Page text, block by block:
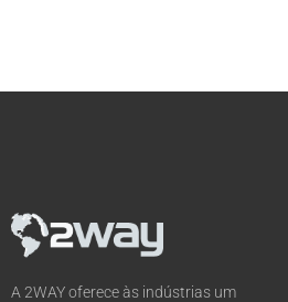
A 2WAY oferece às indústrias um